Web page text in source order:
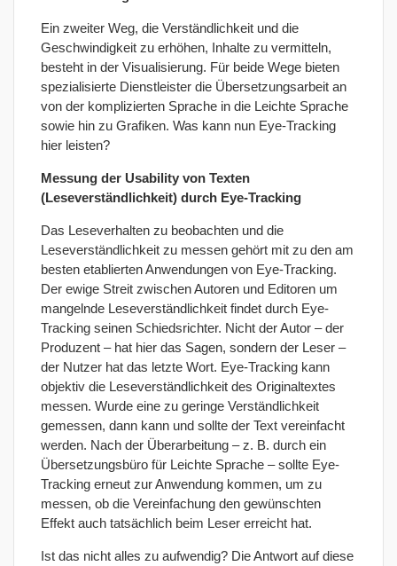
Ein zweiter Weg, die Verständlichkeit und die
Geschwindigkeit zu erhöhen, Inhalte zu vermitteln,
besteht in der Visualisierung. Für beide Wege bieten
spezialisierte Dienstleister die Übersetzungsarbeit an
von der komplizierten Sprache in die Leichte Sprache
sowie hin zu Grafiken. Was kann nun Eye-Tracking
hier leisten?
Messung der Usability von Texten
(Leseverständlichkeit) durch Eye-Tracking
Das Leseverhalten zu beobachten und die
Leseverständlichkeit zu messen gehört mit zu den am
besten etablierten Anwendungen von Eye-Tracking.
Der ewige Streit zwischen Autoren und Editoren um
mangelnde Leseverständlichkeit findet durch Eye-
Tracking seinen Schiedsrichter. Nicht der Autor – der
Produzent – hat hier das Sagen, sondern der Leser –
der Nutzer hat das letzte Wort. Eye-Tracking kann
objektiv die Leseverständlichkeit des Originaltextes
messen. Wurde eine zu geringe Verständlichkeit
gemessen, dann kann und sollte der Text vereinfacht
werden. Nach der Überarbeitung – z. B. durch ein
Übersetzungsbüro für Leichte Sprache – sollte Eye-
Tracking erneut zur Anwendung kommen, um zu
messen, ob die Vereinfachung den gewünschten
Effekt auch tatsächlich beim Leser erreicht hat.
Ist das nicht alles zu aufwendig? Die Antwort auf diese